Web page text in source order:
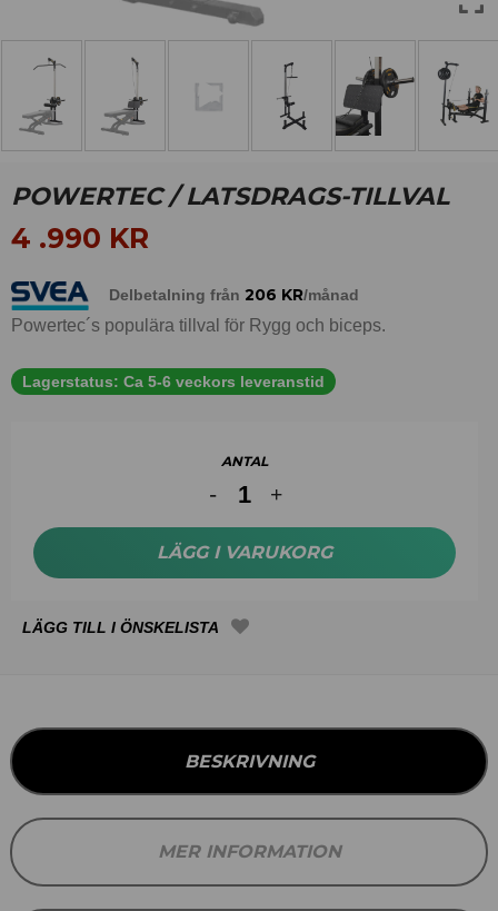
POWERTEC / LATSDRAGS-TILLVAL
4 .990 KR
Delbetalning från 206 KR/månad
Powertec´s populära tillval för Rygg och biceps.
Lagerstatus: Ca 5-6 veckors leveranstid
ANTAL
LÄGG I VARUKORG
BESKRIVNING
MER INFORMATION